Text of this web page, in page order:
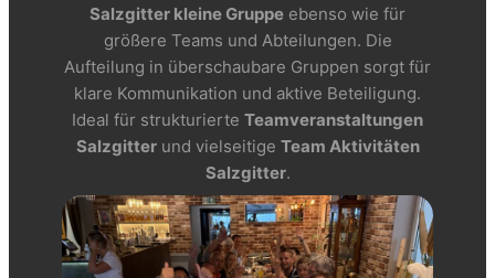
Salzgitter kleine Gruppe ebenso wie für
größere Teams und Abteilungen. Die
Aufteilung in überschaubare Gruppen sorgt für
klare Kommunikation und aktive Beteiligung.
Ideal für strukturierte Teamveranstaltungen
Salzgitterund vielseitige Team Aktivitäten
Salzgitter.